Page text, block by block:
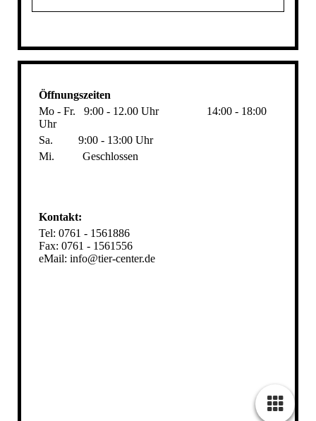
Öffnungszeiten
Mo - Fr. 9:00 - 12.00 Uhr
14:00 - 18:00
Uhr
Sa. 9:00 - 13:00 Uhr
Mi.
Geschlossen
Kontakt:
Tel: 0761 - 1561886
Fax: 0761 - 1561556
eMail: info@tier-center.de